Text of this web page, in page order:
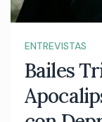
ENTREVISTAS
Bailes